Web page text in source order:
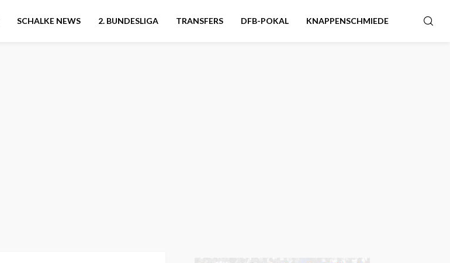
SCHALKE NEWS 2. BUNDESLIGA TRANSFERS DFB-POKAL KNAPPENSCHMIEDE